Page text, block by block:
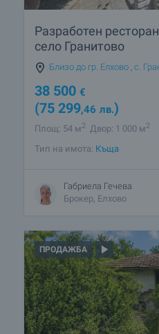
Разработен
село Гранитово
Близо до гр. Елхово , с.
38 500 €
(75 299,46 лв.)
Площ: 54 м2 Двор: 1 000 м2
Тип на имота: Къща
Габриела Гечева
Брокер, Елхово
ПРОДАЖБА